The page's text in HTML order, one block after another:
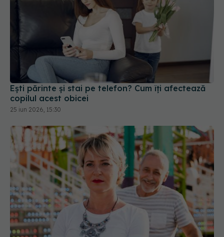
Ești părinte și stai pe telefon? Cum îți afectează
copilul acest obicei
25 iun 2026, 15:30